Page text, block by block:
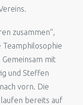
zusammen“,
mit
und Steffen
vorn. Die
laufen bereits auf